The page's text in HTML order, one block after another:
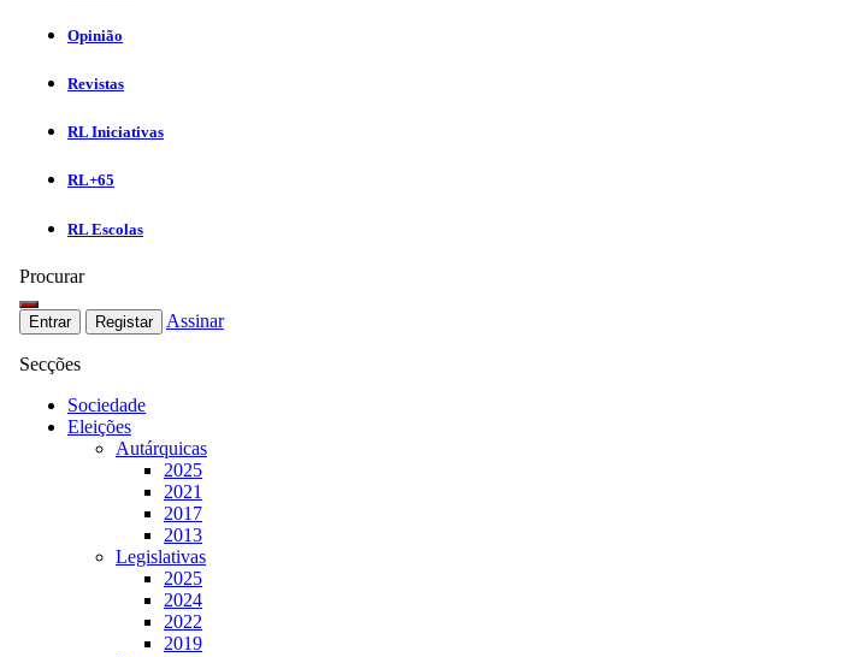
Opinião
Revistas
RL Iniciativas
RL+65
RL Escolas
Procurar
Entrar Registar Assinar
Secções
Sociedade
Eleições
Autárquicas
2025
2021
2017
2013
Legislativas
2025
2024
2022
2019